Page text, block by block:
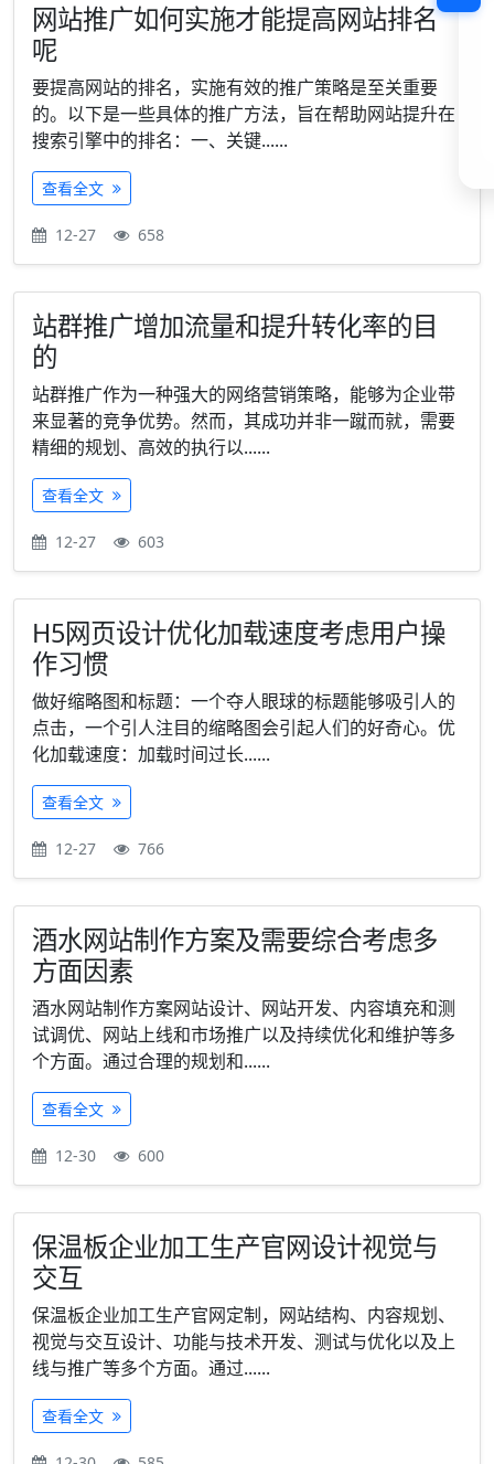
网站推广如何实施才能提高网站排名
呢
要提高网站的排名，实施有效的推广策略是至关重要
的。以下是一些具体的推广方法，旨在帮助网站提升在
搜索引擎中的排名：一、关键......
查看全文
12-27 658
站群推广增加流量和提升转化率的目
的
站群推广作为一种强大的网络营销策略，能够为企业带
来显著的竞争优势。然而，其成功并非一蹴而就，需要
精细的规划、高效的执行以......
查看全文
12-27 603
H5网页设计优化加载速度考虑用户操
作习惯
做好缩略图和标题：一个夺人眼球的标题能够吸引人的
点击，一个引人注目的缩略图会引起人们的好奇心。优
化加载速度：加载时间过长......
查看全文
12-27 766
酒水网站制作方案及需要综合考虑多
方面因素
酒水网站制作方案网站设计、网站开发、内容填充和测
试调优、网站上线和市场推广以及持续优化和维护等多
个方面。通过合理的规划和......
查看全文
12-30 600
保温板企业加工生产官网设计视觉与
交互
保温板企业加工生产官网定制，网站结构、内容规划、
视觉与交互设计、功能与技术开发、测试与优化以及上
线与推广等多个方面。通过......
查看全文